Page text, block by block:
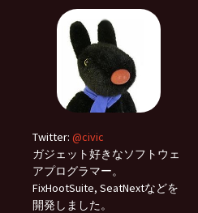
Twitter: @civic
ガジェット好きなソフトウェ
アプログラマー。
FixHootSuite, SeatNextなどを
開発しました。